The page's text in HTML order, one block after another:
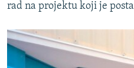
rad na projektu koji je